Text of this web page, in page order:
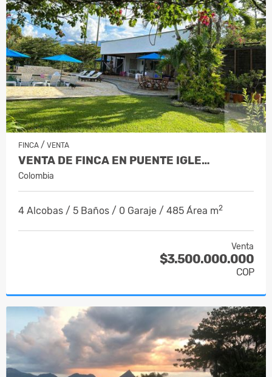
FINCA / VENTA
VENTA DE FINCA EN PUENTE IGLE…
Colombia
4 Alcobas / 5 Baños / 0 Garaje / 485 Área m2
Venta
$3.500.000.000
COP